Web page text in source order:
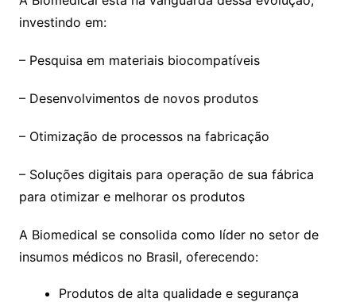
investindo em:
– Pesquisa em materiais biocompatíveis
– Desenvolvimentos de novos produtos
– Otimização de processos na fabricação
– Soluções digitais para operação de sua fábrica
para otimizar e melhorar os produtos
A Biomedical se consolida como líder no setor de
insumos médicos no Brasil, oferecendo:
Produtos de alta qualidade e segurança